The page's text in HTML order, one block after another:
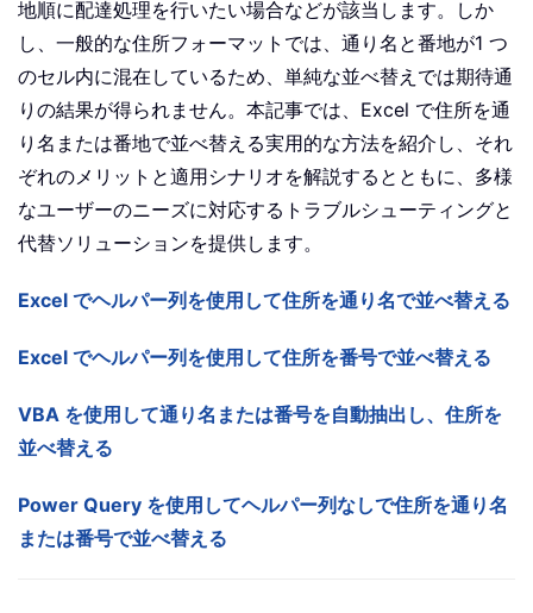
地順に配達処理を行いたい場合などが該当します。しか
し、一般的な住所フォーマットでは、通り名と番地が1 つ
のセル内に混在しているため、単純な並べ替えでは期待通
りの結果が得られません。本記事では、Excel で住所を通
り名または番地で並べ替える実用的な方法を紹介し、それ
ぞれのメリットと適用シナリオを解説するとともに、多様
なユーザーのニーズに対応するトラブルシューティングと
代替ソリューションを提供します。
Excel でヘルパー列を使用して住所を通り名で並べ替える
Excel でヘルパー列を使用して住所を番号で並べ替える
VBA を使用して通り名または番号を自動抽出し、住所を
並べ替える
Power Query を使用してヘルパー列なしで住所を通り名
または番号で並べ替える